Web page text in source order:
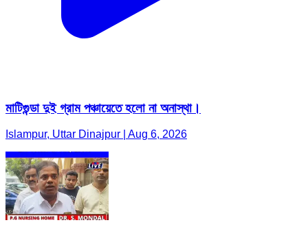
মাটিগুন্ডা দুই গ্রাম পঞ্চায়েতে হলো না অনাস্থা।
Islampur, Uttar Dinajpur | Aug 6, 2026